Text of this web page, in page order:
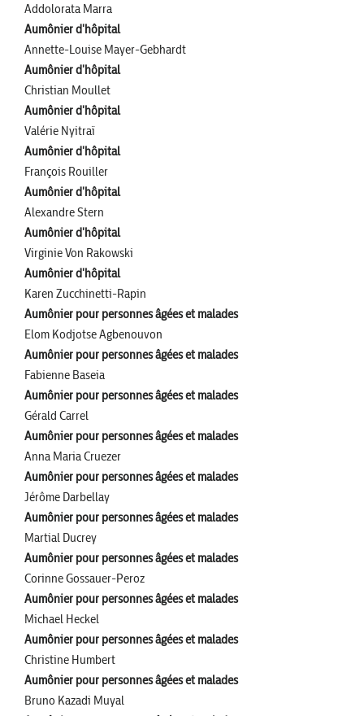
Addolorata Marra
Aumônier d'hôpital
Annette-Louise Mayer-Gebhardt
Aumônier d'hôpital
Christian Moullet
Aumônier d'hôpital
Valérie Nyitraï
Aumônier d'hôpital
François Rouiller
Aumônier d'hôpital
Alexandre Stern
Aumônier d'hôpital
Virginie Von Rakowski
Aumônier d'hôpital
Karen Zucchinetti-Rapin
Aumônier pour personnes âgées et malades
Elom Kodjotse Agbenouvon
Aumônier pour personnes âgées et malades
Fabienne Baseia
Aumônier pour personnes âgées et malades
Gérald Carrel
Aumônier pour personnes âgées et malades
Anna Maria Cruezer
Aumônier pour personnes âgées et malades
Jérôme Darbellay
Aumônier pour personnes âgées et malades
Martial Ducrey
Aumônier pour personnes âgées et malades
Corinne Gossauer-Peroz
Aumônier pour personnes âgées et malades
Michael Heckel
Aumônier pour personnes âgées et malades
Christine Humbert
Aumônier pour personnes âgées et malades
Bruno Kazadi Muyal